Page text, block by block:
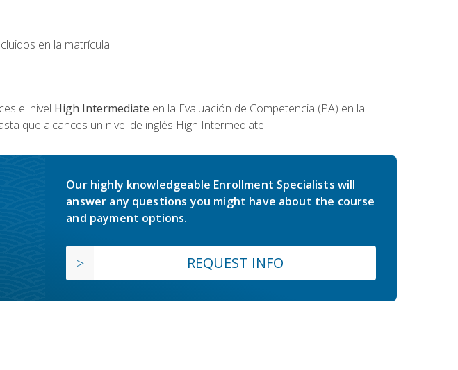
en la matrícula.
el nivel High Intermediate en la Evaluación de Competencia (PA) en la
que alcances un nivel de inglés High Intermediate.
Our highly knowledgeable Enrollment Specialists will
answer any questions you might have about the course
and payment options.
REQUEST INFO